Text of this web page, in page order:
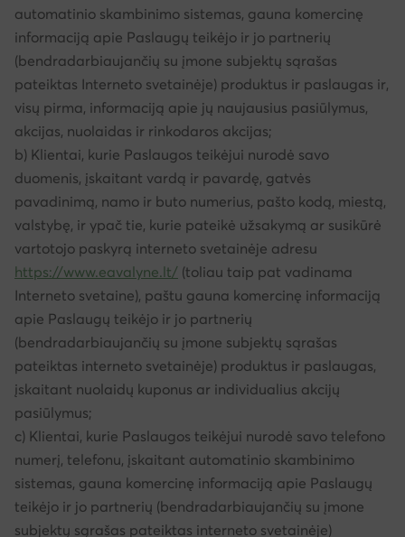
automatinio skambinimo sistemas, gauna komercinę
informaciją apie Paslaugų teikėjo ir jo partnerių
(bendradarbiaujančių su įmone subjektų sąrašas
pateiktas Interneto svetainėje) produktus ir paslaugas ir,
visų pirma, informaciją apie jų naujausius pasiūlymus,
akcijas, nuolaidas ir rinkodaros akcijas;
b) Klientai, kurie Paslaugos teikėjui nurodė savo
duomenis, įskaitant vardą ir pavardę, gatvės
pavadinimą, namo ir buto numerius, pašto kodą, miestą,
valstybę, ir ypač tie, kurie pateikė užsakymą ar susikūrė
vartotojo paskyrą interneto svetainėje adresu
https://www.eavalyne.lt/ (toliau taip pat vadinama
Interneto svetaine), paštu gauna komercinę informaciją
apie Paslaugų teikėjo ir jo partnerių
(bendradarbiaujančių su įmone subjektų sąrašas
pateiktas interneto svetainėje) produktus ir paslaugas,
įskaitant nuolaidų kuponus ar individualius akcijų
pasiūlymus;
c) Klientai, kurie Paslaugos teikėjui nurodė savo telefono
numerį, telefonu, įskaitant automatinio skambinimo
sistemas, gauna komercinę informaciją apie Paslaugų
teikėjo ir jo partnerių (bendradarbiaujančių su įmone
subjektų sąrašas pateiktas interneto svetainėje)